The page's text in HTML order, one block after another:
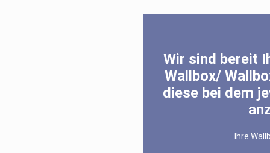
Wir sind bereit
Wallbox/
diese bei dem
Ihre